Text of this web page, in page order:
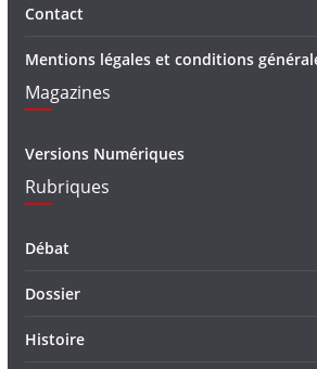
Contact
Mentions légales et conditions
Magazines
Versions Numériques
Rubriques
Débat
Dossier
Histoire